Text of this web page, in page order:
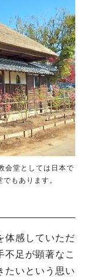
会堂としては日本で
もあります。
体感していただ
不足が顕著なこ
たいという思い